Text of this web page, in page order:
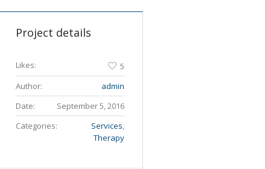
Project details
Likes:
5
Author:
admin
Date:
September 5, 2016
Categories:
Services,
Therapy